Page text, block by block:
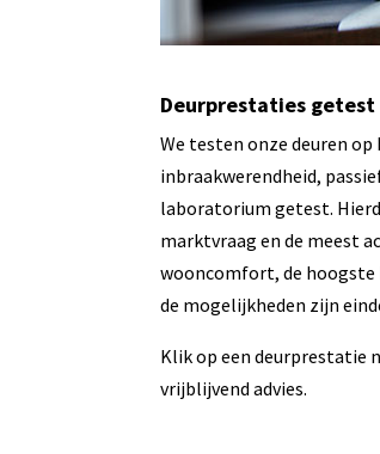
Deurprestaties getest
We testen onze deuren
inbraakwerendheid,
laboratorium getest.
marktvraag en de meest
wooncomfort, de hoogste
de mogelijkheden zijn
Klik op een deurprestatie
vrijblijvend advies.